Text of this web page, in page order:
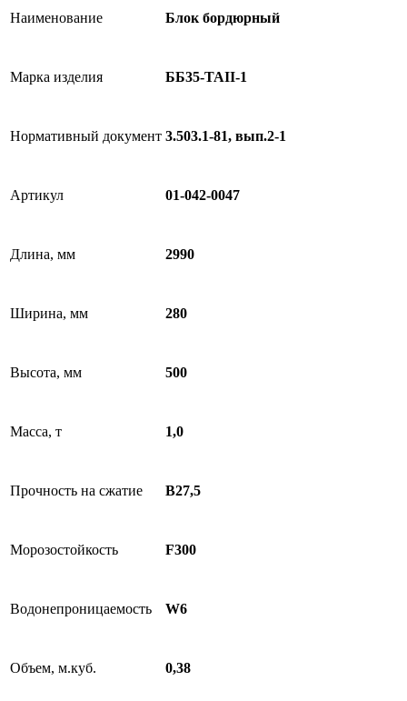
Наименование Блок бордюрный
Марка изделия ББ35-TAII-1
Нормативный документ 3.503.1-81, вып.2-1
Артикул 01-042-0047
Длина, мм 2990
Ширина, мм 280
Высота, мм 500
Масса, т 1,0
Прочность на сжатие B27,5
Морозостойкость F300
Водонепроницаемость W6
Объем, м.куб. 0,38